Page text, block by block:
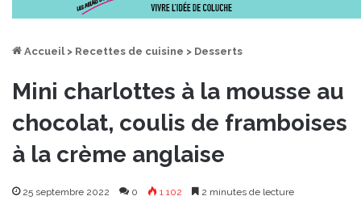
Accueil > Recettes de cuisine > Desserts
Mini charlottes à la mousse au
chocolat, coulis de framboises
à la crème anglaise
25 septembre 2022 0 1 102 2 minutes de lecture